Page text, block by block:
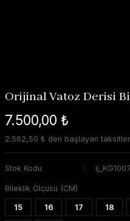
Orijinal Vatoz Derisi
7.500,00 ₺
2.562,50 ₺ den başlayan
Stok Kodu
Bileklik Ölçüsü (CM)
15 16 17 18